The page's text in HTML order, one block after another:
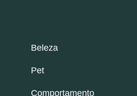
Beleza
Pet
Comportamento